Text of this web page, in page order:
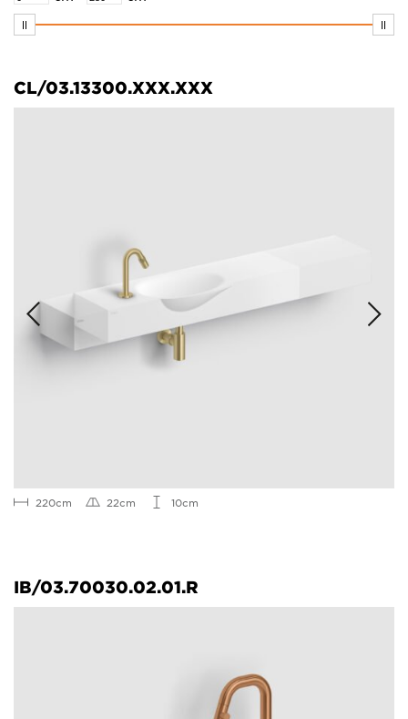
CL/03.13300.XXX.XXX
220cm 22cm 10cm
IB/03.70030.02.01.R